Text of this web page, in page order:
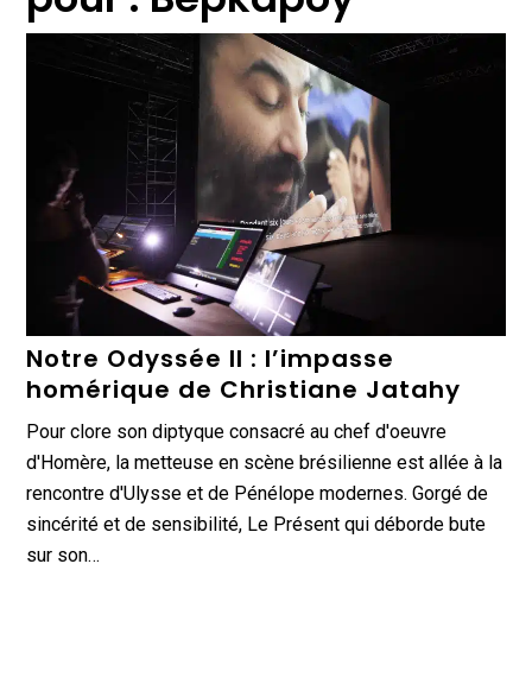
Notre Odyssée II : l’impasse
homérique de Christiane Jatahy
Pour clore son diptyque consacré au chef d'oeuvre
d'Homère, la metteuse en scène brésilienne est allée à la
rencontre d'Ulysse et de Pénélope modernes. Gorgé de
sincérité et de sensibilité, Le Présent qui déborde bute
sur son…